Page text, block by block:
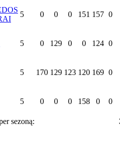
5 0 0 0 151 157 0
5 0 129 0 0 124 0
5 170 129 123 120 169 0
5 0 0 0 158 0 0
sezoną: